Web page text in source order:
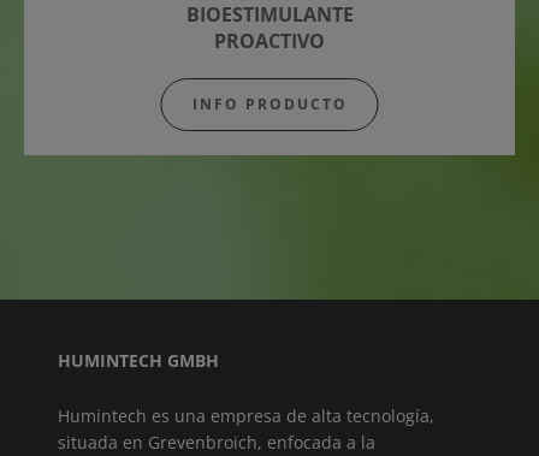
BIOESTIMULANTE
PROACTIVO
INFO PRODUCTO
HUMINTECH GMBH
Humintech es una empresa de alta tecnología,
situada en Grevenbroich, enfocada a la